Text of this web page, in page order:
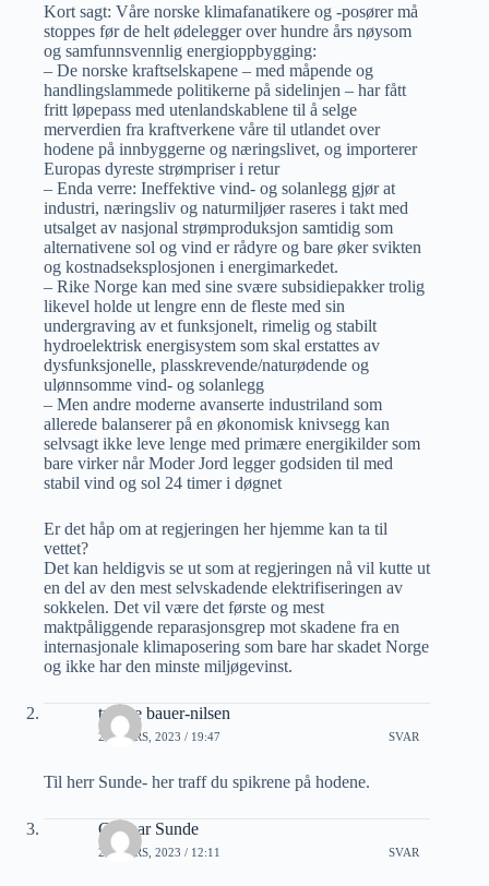
Kort sagt: Våre norske klimafanatikere og -posører må
stoppes før de helt ødelegger over hundre års nøysom
og samfunnsvennlig energioppbygging:
– De norske kraftselskapene – med måpende og
handlingslammede politikerne på sidelinjen – har fått
fritt løpepass med utenlandskablene til å selge
merverdien fra kraftverkene våre til utlandet over
hodene på innbyggerne og næringslivet, og importerer
Europas dyreste strømpriser i retur
– Enda verre: Ineffektive vind- og solanlegg gjør at
industri, næringsliv og naturmiljøer raseres i takt med
utsalget av nasjonal strømproduksjon samtidig som
alternativene sol og vind er rådyre og bare øker svikten
og kostnadseksplosjonen i energimarkedet.
– Rike Norge kan med sine svære subsidiepakker trolig
likevel holde ut lengre enn de fleste med sin
undergraving av et funksjonelt, rimelig og stabilt
hydroelektrisk energisystem som skal erstattes av
dysfunksjonelle, plasskrevende/naturødende og
ulønnsomme vind- og solanlegg
– Men andre moderne avanserte industriland som
allerede balanserer på en økonomisk knivsegg kan
selvsagt ikke leve lenge med primære energikilder som
bare virker når Moder Jord legger godsiden til med
stabil vind og sol 24 timer i døgnet
Er det håp om at regjeringen her hjemme kan ta til
vettet?
Det kan heldigvis se ut som at regjeringen nå vil kutte ut
en del av den mest selvskadende elektrifiseringen av
sokkelen. Det vil være det første og mest
maktpåliggende reparasjonsgrep mot skadene fra en
internasjonale klimaposering som bare har skadet Norge
og ikke har den minste miljøgevinst.
trygve bauer-nilsen
26 MARS, 2023 / 19:47 SVAR
Til herr Sunde- her traff du spikrene på hodene.
Gunnar Sunde
27 MARS, 2023 / 12:11 SVAR